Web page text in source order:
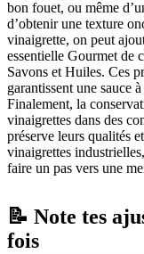
bon fouet, ou même
d’obtenir une texture
vinaigrette, on peut
essentielle Gourmet de
Savons et Huiles. Ces
garantissent une sauce
Finalement, la
vinaigrettes dans des
préserve leurs qualités
vinaigrettes
faire un pas vers une
📝 Note tes
fois